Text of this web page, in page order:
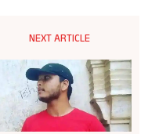
NEXT ARTICLE